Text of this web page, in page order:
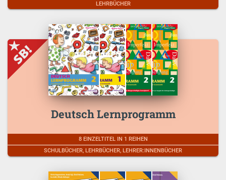
LEHRBÜCHER
Deutsch Lernprogramm
8 EINZELTITEL IN 1 REIHEN
SCHULBÜCHER, LEHRBÜCHER, LEHRER:INNENBÜCHER